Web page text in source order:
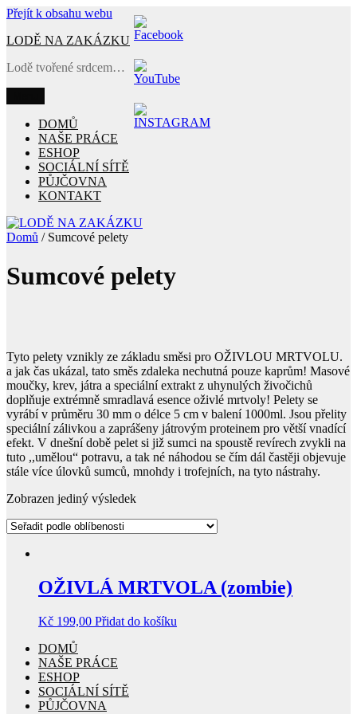
Přejít k obsahu webu
LODĚ NA ZAKÁZKU
Lodě tvořené srdcem…
DOMŮ
NAŠE PRÁCE
ESHOP
SOCIÁLNÍ SÍTĚ
PŮJČOVNA
KONTAKT
Domů / Sumcové pelety
Sumcové pelety
Tyto pelety vznikly ze základu směsi pro OŽIVLOU MRTVOLU.
a jak čas ukázal, tato směs zdaleka nechutná pouze kaprům! Masové
moučky, krev, játra a speciální extrakt z uhynulých živočichů
doplňuje extrémně smradlavá esence oživlé mrtvoly! Pelety se
vyrábí v průměru 30 mm o délce 5 cm v balení 1000ml. Jsou přelity
speciální zálivkou a zaprášeny játrovým proteinem pro větší vnadící
efekt. V dnešní době pelet si již sumci na spoustě revírech zvykli na
tuto ,,umělou“ potravu, a tak né náhodou se čím dál častěji objevuje
stále více úlovků sumců, mnohdy i trofejních, na tyto nástrahy.
Zobrazen jediný výsledek
OŽIVLÁ MRTVOLA (zombie)
Kč 199,00 Přidat do košíku
DOMŮ
NAŠE PRÁCE
ESHOP
SOCIÁLNÍ SÍTĚ
PŮJČOVNA